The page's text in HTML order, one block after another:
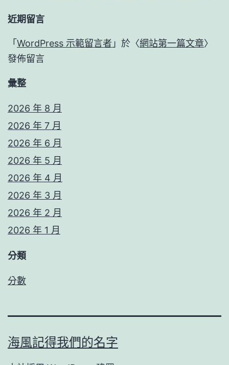
近期留言
「 WordPress 示範留言者 」於〈網站第一篇文章〉
發佈留言
彙整
2026 年 8 月
2026 年 7 月
2026 年 6 月
2026 年 5 月
2026 年 4 月
2026 年 3 月
2026 年 2 月
2026 年 1 月
分類
分數
海風記得我們的名字